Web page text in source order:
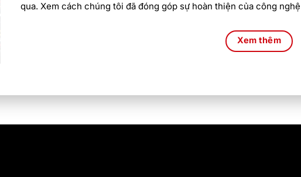
qua. Xem cách chúng tôi đã đóng góp sự hoàn thiện của công
Xem thêm